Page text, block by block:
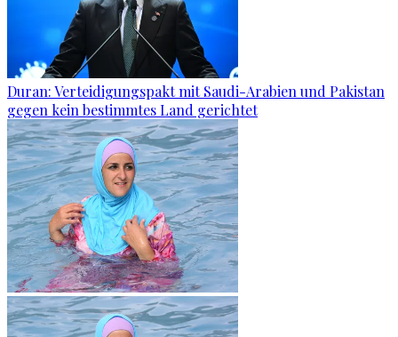
Duran: Verteidigungspakt mit Saudi-Arabien und Pakistan
gegen kein bestimmtes Land gerichtet